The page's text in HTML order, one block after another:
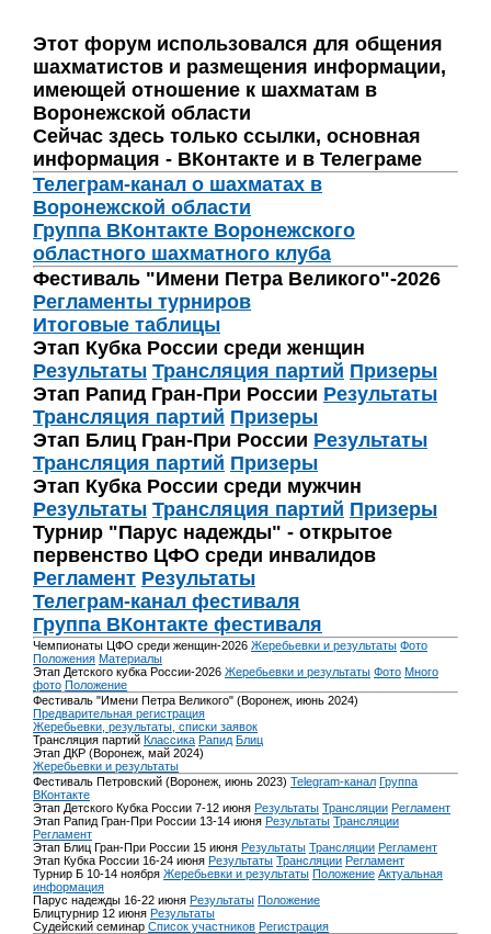
Этот форум использовался для общения
шахматистов и размещения информации,
имеющей отношение к шахматам в
Воронежской области
Сейчас здесь только ссылки, основная
информация - ВКонтакте и в Телеграме
Телеграм-канал о шахматах в
Воронежской области
Группа ВКонтакте Воронежского
областного шахматного клуба
Фестиваль "Имени Петра Великого"-2026
Регламенты турниров
Итоговые таблицы
Этап Кубка России среди женщин
Результаты Трансляция партий Призеры
Этап Рапид Гран-При России Результаты
Трансляция партий Призеры
Этап Блиц Гран-При России Результаты
Трансляция партий Призеры
Этап Кубка России среди мужчин
Результаты Трансляция партий Призеры
Турнир "Парус надежды" - открытое
первенство ЦФО среди инвалидов
Регламент Результаты
Телеграм-канал фестиваля
Группа ВКонтакте фестиваля
Чемпионаты ЦФО среди женщин-2026 Жеребьевки и результаты Фото
Положения Материалы
Этап Детского кубка России-2026 Жеребьевки и результаты Фото Много
фото Положение
Фестиваль "Имени Петра Великого" (Воронеж, июнь 2024)
Предварительная регистрация
Жеребьевки, результаты, списки заявок
Трансляция партий Классика Рапид Блиц
Этап ДКР (Воронеж, май 2024)
Жеребьевки и результаты
Фестиваль Петровский (Воронеж, июнь 2023) Telegram-канал Группа
ВКонтакте
Этап Детского Кубка России 7-12 июня Результаты Трансляции Регламент
Этап Рапид Гран-При России 13-14 июня Результаты Трансляции
Регламент
Этап Блиц Гран-При России 15 июня Результаты Трансляции Регламент
Этап Кубка России 16-24 июня Результаты Трансляции Регламент
Турнир Б 10-14 ноября Жеребьевки и результаты Положение Актуальная
информация
Парус надежды 16-22 июня Результаты Положение
Блицтурнир 12 июня Результаты
Судейский семинар Список участников Регистрация